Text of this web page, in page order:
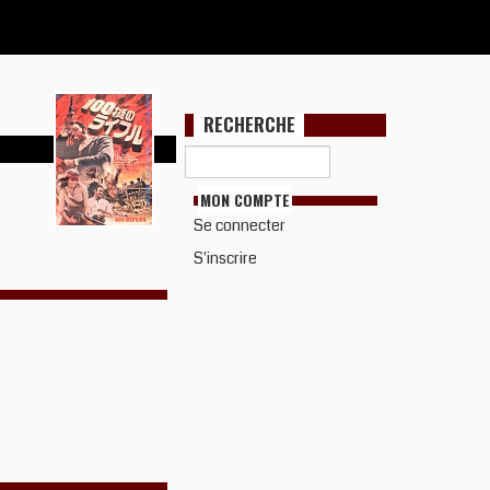
RECHERCHE
MON COMPTE
Se connecter
S'inscrire